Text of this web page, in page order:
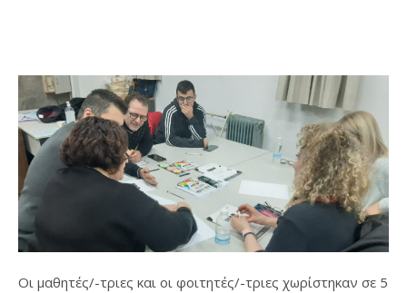
Οι μαθητές/-τριες και οι φοιτητές/-τριες χωρίστηκαν σε 5